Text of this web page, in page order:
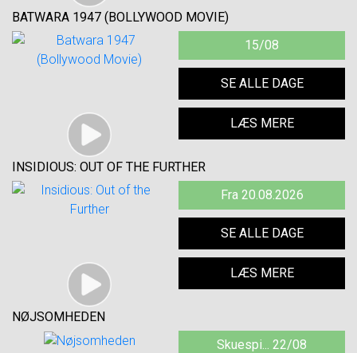
BATWARA 1947 (BOLLYWOOD MOVIE)
15/08
SE ALLE DAGE
LÆS MERE
INSIDIOUS: OUT OF THE FURTHER
Fra 20.08.2026
SE ALLE DAGE
LÆS MERE
NØJSOMHEDEN
Skuespi... 22/08